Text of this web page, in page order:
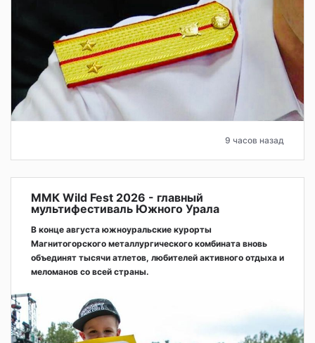
9 часов назад
ММК Wild Fest 2026 - главный
мультифестиваль Южного Урала
В конце августа южноуральские курорты
Магнитогорского металлургического комбината вновь
объединят тысячи атлетов, любителей активного отдыха и
меломанов со всей страны.